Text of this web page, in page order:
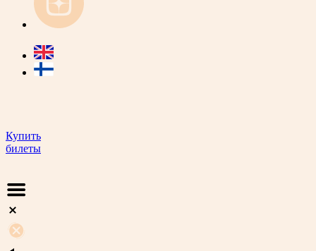
Купить
билеты